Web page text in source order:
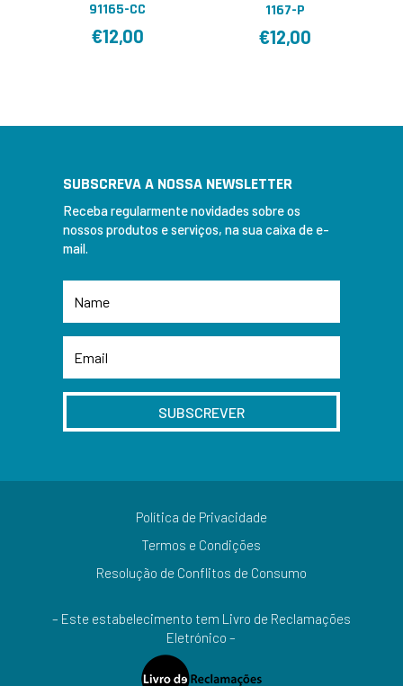
91165-CC
€12,00
1167-P
€12,00
SUBSCREVA A NOSSA NEWSLETTER
Receba regularmente novidades sobre os
nossos produtos e serviços, na sua caixa de e-
mail.
SUBSCREVER
Política de Privacidade
Termos e Condições
Resolução de Conflitos de Consumo
– Este estabelecimento tem Livro de Reclamações
Eletrónico –